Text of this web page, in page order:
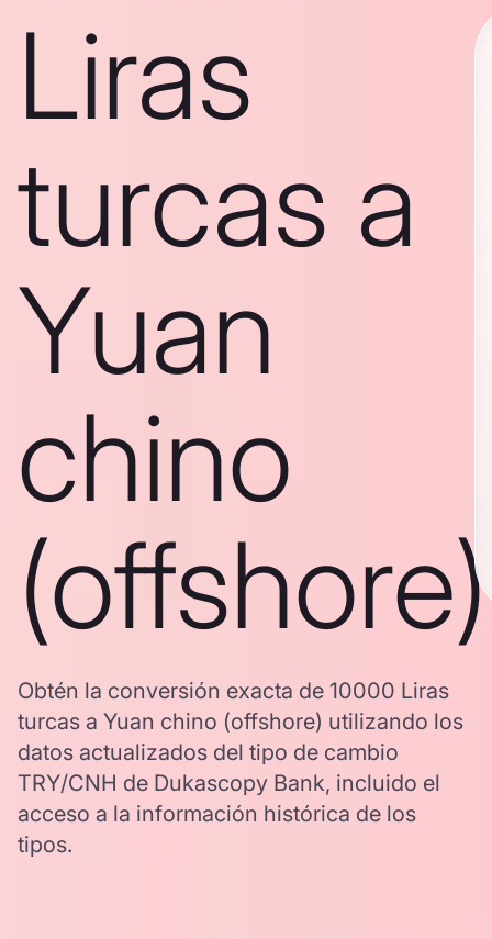
Liras
turcas a
Yuan
chino
(offshore)
Obtén la conversión exacta de 10000 Liras
turcas a Yuan chino (offshore) utilizando los
datos actualizados del tipo de cambio
TRY/CNH de Dukascopy Bank, incluido el
acceso a la información histórica de los
tipos.